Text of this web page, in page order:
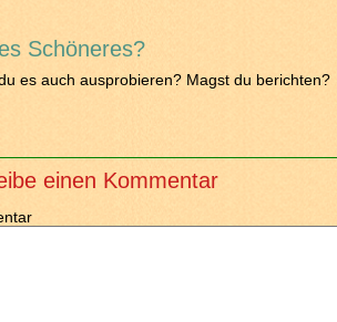
Schöneres?
es auch ausprobieren? Magst du berichten?
einen Kommentar